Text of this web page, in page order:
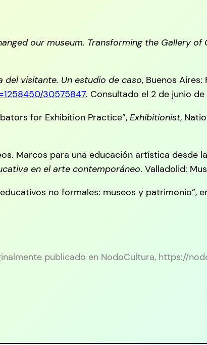
our museum. Transforming the Gallery
del visitante. Un estudio de caso, Buenos Aires:
30575847. Consultado el 2 de junio de
for Exhibition Practice”, Exhibitionist,
Marcos para una educación artística desde
en el arte contemporáneo. Valladolid:
no formales: museos y patrimonio”,
publicado en NodoCultura, https://